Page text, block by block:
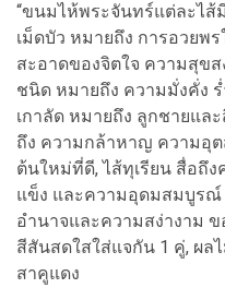
“ขนมไห้พระจันทร์แต่ละไ
เม็ดบัว หมายถึง การอวยพ
สะอาดของจิตใจ ความสุขส
ชนิด หมายถึง ความมั่งคั่ง
เกาลัด หมายถึง ลูกชายแล
ถึง ความกล้าหาญ ความอุต
ต้นใหม่ที่ดี, ไส้ทุเรียน สื่อถึ
แข็ง และความอุดมสมบูรณ์
อำนาจและความสง่างาม
สีสันสดใสใส่แจกัน 1 คู่, ผล
สาคูแดง